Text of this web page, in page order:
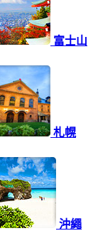
富士山
札幌
沖繩